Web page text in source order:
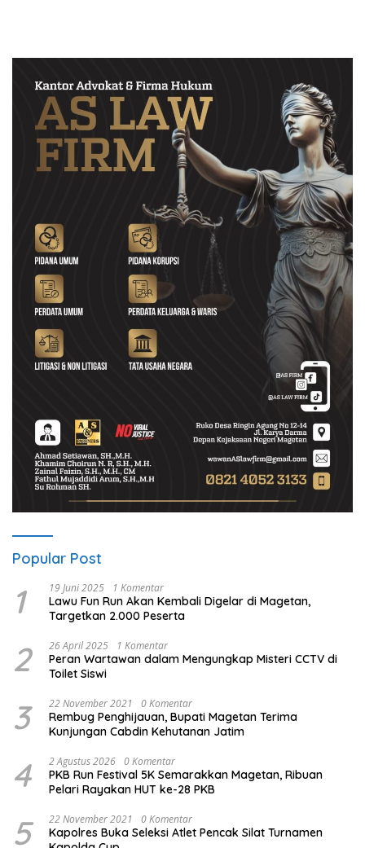
Popular Post
1 19 Juni 2025 1 Komentar
Lawu Fun Run Akan Kembali Digelar di Magetan,
Targetkan 2.000 Peserta
2 26 April 2025 1 Komentar
Peran Wartawan dalam Mengungkap Misteri CCTV di
Toilet Siswi
3 22 November 2021 0 Komentar
Rembug Penghijauan, Bupati Magetan Terima
Kunjungan Cabdin Kehutanan Jatim
4 2 Agustus 2026 0 Komentar
PKB Run Festival 5K Semarakkan Magetan, Ribuan
Pelari Rayakan HUT ke-28 PKB
5 22 November 2021 0 Komentar
Kapolres Buka Seleksi Atlet Pencak Silat Turnamen